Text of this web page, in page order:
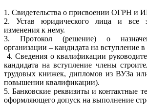
1. Свидетельства о присвоении ОГРН и
2. Устав юридического лица и все
изменения к нему.
3. Протокол (решение) о
организации – кандидата на вступление
4. Сведения о квалификации
кандидата на вступление члены
трудовых книжек, дипломов из ВУЗа
повышении квалификации).
5. Банковские реквизиты и контактные
оформляющего допуск на выполнение